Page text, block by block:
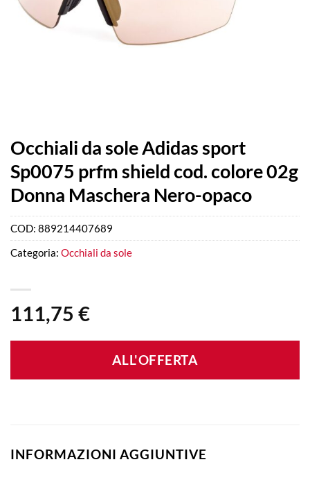
Occhiali da sole Adidas sport
Sp0075 prfm shield cod. colore 02g
Donna Maschera Nero-opaco
111,75 €
ALL'OFFERTA
COD: 889214407689
Categoria: Occhiali da sole
INFORMAZIONI AGGIUNTIVE